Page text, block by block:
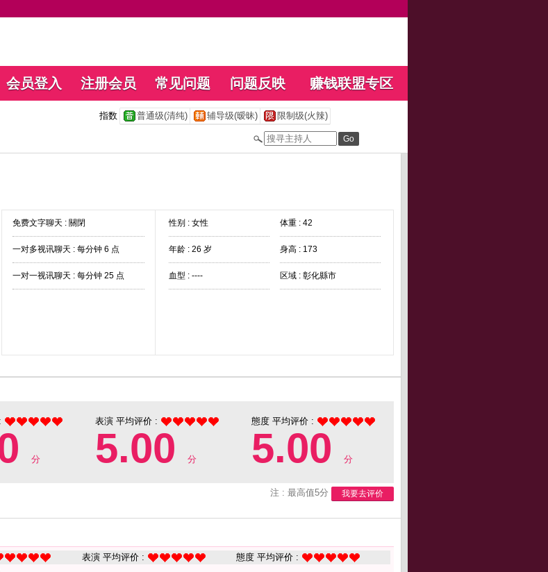
会员登入 注册会员 常见问题 问题反映 赚钱联盟专区
指数 普通级(清纯) 辅导级(暧昧) 限制级(火辣)
免费文字聊天 : 關閉
一对多视讯聊天 : 每分钟 6 点
一对一视讯聊天 : 每分钟 25 点
性别 : 女性 体重 : 42
年龄 : 26 岁 身高 : 173
血型 : ---- 区域 : 彰化縣市
分
表演 平均评价 :
5.00 分
態度 平均评价 :
5.00 分
注 : 最高值5分 我要去评价
表演 平均评价 :
態度 平均评价 :